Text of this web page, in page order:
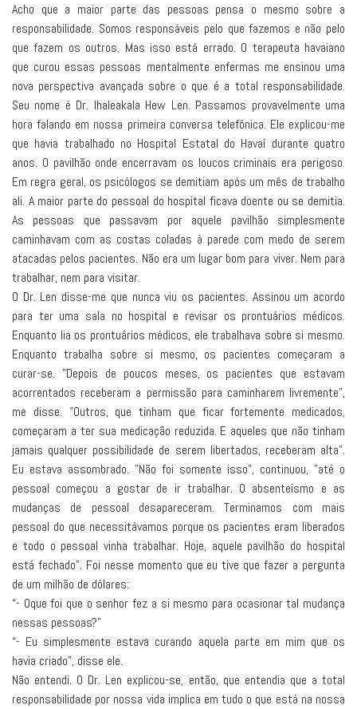
Acho que a maior parte das pessoas pensa o mesmo sobre a
responsabilidade. Somos responsáveis pelo que fazemos e não pelo
que fazem os outros. Mas isso está errado. O terapeuta havaiano
que curou essas pessoas mentalmente enfermas me ensinou uma
nova perspectiva avançada sobre o que é a total responsabilidade.
Seu nome é Dr. Ihaleakala Hew Len. Passamos provavelmente uma
hora falando em nossa primeira conversa telefônica. Ele explicou-me
que havia trabalhado no Hospital Estatal do Havaí durante quatro
anos. O pavilhão onde encerravam os loucos criminais era perigoso.
Em regra geral, os psicólogos se demitiam após um mês de trabalho
ali. A maior parte do pessoal do hospital ficava doente ou se demitia.
As pessoas que passavam por aquele pavilhão simplesmente
caminhavam com as costas coladas à parede com medo de serem
atacadas pelos pacientes. Não era um lugar bom para viver. Nem para
trabalhar, nem para visitar.
O Dr. Len disse-me que nunca viu os pacientes. Assinou um acordo
para ter uma sala no hospital e revisar os prontuários médicos.
Enquanto lia os prontuários médicos, ele trabalhava sobre si mesmo.
Enquanto trabalha sobre si mesmo, os pacientes começaram a
curar-se. "Depois de poucos meses, os pacientes que estavam
acorrentados receberam a permissão para caminharem livremente",
me disse. "Outros, que tinham que ficar fortemente medicados,
começaram a ter sua medicação reduzida. E aqueles que não tinham
jamais qualquer possibilidade de serem libertados, receberam alta".
Eu estava assombrado. "Não foi somente isso", continuou, "até o
pessoal começou a gostar de ir trabalhar. O absenteísmo e as
mudanças de pessoal desapareceram. Terminamos com mais
pessoal do que necessitávamos porque os pacientes eram liberados
e todo o pessoal vinha trabalhar. Hoje, aquele pavilhão do hospital
está fechado”. Foi nesse momento que eu tive que fazer a pergunta
de um milhão de dólares:
“- Oque foi que o senhor fez a si mesmo para ocasionar tal mudança
nessas pessoas?”
“- Eu simplesmente estava curando aquela parte em mim que os
havia criado”, disse ele.
Não entendi. O Dr. Len explicou-se, então, que entendia que a total
responsabilidade por nossa vida implica em tudo o que está na nossa